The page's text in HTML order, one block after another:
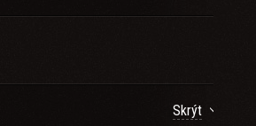
Skrýt